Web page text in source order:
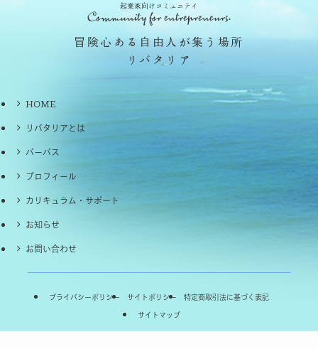
起業家向けコミュニテイ
Community for entrepreneurs.
冒険心ある自由人が集う場所
リバタリア
HOME
リバタリアとは
パーパス
プロフィール
カリキュラム・サポート
お知らせ
お問い合わせ
プライバシーポリシー サイトポリシー 特定商取引法に基づく表記
サイトマップ